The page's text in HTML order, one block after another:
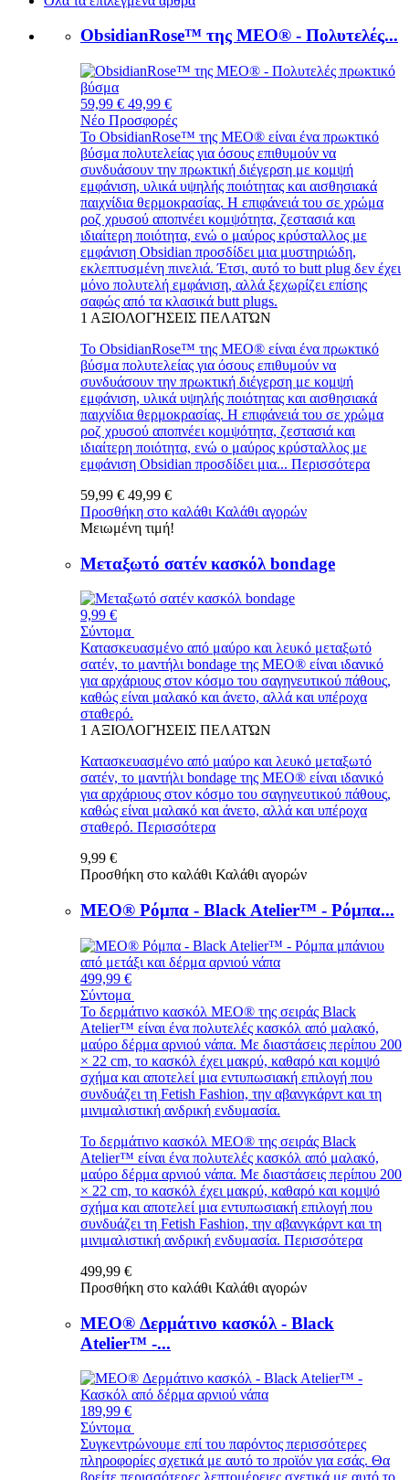
ObsidianRose™ της MEO® - Πολυτελές...
59,99 € 49,99 €
Νέο Προσφορές
Το ObsidianRose™ της MEO® είναι ένα πρωκτικό
βύσμα πολυτελείας για όσους επιθυμούν να
συνδυάσουν την πρωκτική διέγερση με κομψή
εμφάνιση, υλικά υψηλής ποιότητας και αισθησιακά
παιχνίδια θερμοκρασίας. Η επιφάνειά του σε χρώμα
ροζ χρυσού αποπνέει κομψότητα, ζεστασιά και
ιδιαίτερη ποιότητα, ενώ ο μαύρος κρύσταλλος με
εμφάνιση Obsidian προσδίδει μια μυστηριώδη,
εκλεπτυσμένη πινελιά. Έτσι, αυτό το butt plug δεν έχει
μόνο πολυτελή εμφάνιση, αλλά ξεχωρίζει επίσης
σαφώς από τα κλασικά butt plugs.
1 ΑΞΙΟΛΟΓΉΣΕΙΣ ΠΕΛΑΤΏΝ
Το ObsidianRose™ της MEO® είναι ένα πρωκτικό
βύσμα πολυτελείας για όσους επιθυμούν να
συνδυάσουν την πρωκτική διέγερση με κομψή
εμφάνιση, υλικά υψηλής ποιότητας και αισθησιακά
παιχνίδια θερμοκρασίας. Η επιφάνειά του σε χρώμα
ροζ χρυσού αποπνέει κομψότητα, ζεστασιά και
ιδιαίτερη ποιότητα, ενώ ο μαύρος κρύσταλλος με
εμφάνιση Obsidian προσδίδει μια... Περισσότερα
59,99 € 49,99 €
Προσθήκη στο καλάθι Καλάθι αγορών
Μειωμένη τιμή!
Μεταξωτό σατέν κασκόλ bondage
9,99 €
Σύντομα
Κατασκευασμένο από μαύρο και λευκό μεταξωτό
σατέν, το μαντήλι bondage της MEO® είναι ιδανικό
για αρχάριους στον κόσμο του σαγηνευτικού πάθους,
καθώς είναι μαλακό και άνετο, αλλά και υπέροχα
σταθερό.
1 ΑΞΙΟΛΟΓΉΣΕΙΣ ΠΕΛΑΤΏΝ
Κατασκευασμένο από μαύρο και λευκό μεταξωτό
σατέν, το μαντήλι bondage της MEO® είναι ιδανικό
για αρχάριους στον κόσμο του σαγηνευτικού πάθους,
καθώς είναι μαλακό και άνετο, αλλά και υπέροχα
σταθερό. Περισσότερα
9,99 €
Προσθήκη στο καλάθι Καλάθι αγορών
MEO® Ρόμπα - Black Atelier™ - Ρόμπα...
499,99 €
Σύντομα
Το δερμάτινο κασκόλ MEO® της σειράς Black
Atelier™ είναι ένα πολυτελές κασκόλ από μαλακό,
μαύρο δέρμα αρνιού νάπα. Με διαστάσεις περίπου 200
× 22 cm, το κασκόλ έχει μακρύ, καθαρό και κομψό
σχήμα και αποτελεί μια εντυπωσιακή επιλογή που
συνδυάζει τη Fetish Fashion, την αβανγκάρντ και τη
μινιμαλιστική ανδρική ενδυμασία.
Το δερμάτινο κασκόλ MEO® της σειράς Black
Atelier™ είναι ένα πολυτελές κασκόλ από μαλακό,
μαύρο δέρμα αρνιού νάπα. Με διαστάσεις περίπου 200
× 22 cm, το κασκόλ έχει μακρύ, καθαρό και κομψό
σχήμα και αποτελεί μια εντυπωσιακή επιλογή που
συνδυάζει τη Fetish Fashion, την αβανγκάρντ και τη
μινιμαλιστική ανδρική ενδυμασία. Περισσότερα
499,99 €
Προσθήκη στο καλάθι Καλάθι αγορών
MEO® Δερμάτινο κασκόλ - Black
Atelier™ -...
189,99 €
Σύντομα
Συγκεντρώνουμε επί του παρόντος περισσότερες
πληροφορίες σχετικά με αυτό το προϊόν για εσάς. Θα